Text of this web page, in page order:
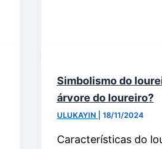
Simbolismo do
árvore do loureiro?
ULUKAYIN 18/11/2024
Características do